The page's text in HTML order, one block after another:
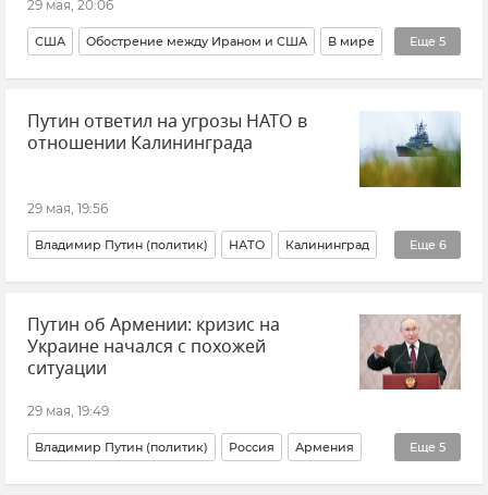
29 мая, 20:06
Еще 5
США Обострение между Ираном и США В мире
Экономика Общество Мнения Политика
Малек Дудаков
Путин ответил на угрозы НАТО в
отношении Калининграда
29 мая, 19:56
Еще 6
Владимир Путин (политик) НАТО Калининград
Калининградская область Безопасность Россия
Европейский Союз (ЕС) Европа Новости
Путин об Армении: кризис на
Украине начался с похожей
ситуации
29 мая, 19:49
Еще 5
Владимир Путин (политик) Россия Армения
Политика Внешняя политика ЕАЭС